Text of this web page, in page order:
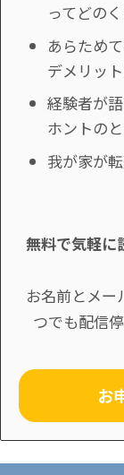
ってどの
あらため
デメリッ
経験者が
ホントの
我が家が
無料で気軽に
お名前とメー
つでも配信
お